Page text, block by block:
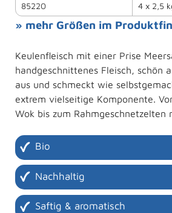
85220 4 x 2,5
» mehr Größen im
Keulenfleisch mit einer Prise
handgeschnittenes Fleisch, schön
aus und schmeckt wie
extrem vielseitige Komponente.
Wok bis zum Rahmgeschnetzelten
Bio
Nachhaltig
Saftig & aromatisch